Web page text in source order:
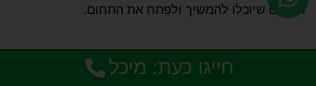
חייגו כעת: מיכל
חדשים שיוכלו להמשיך ולפתח את התחום.